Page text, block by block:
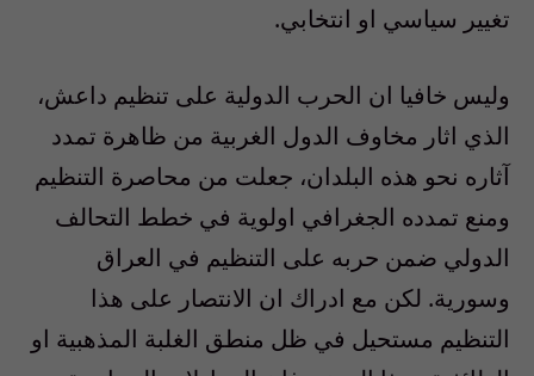
تغيير سياسي او انتخابي.
وليس خافيا ان الحرب الدولية على تنظيم داعش،
الذي اثار مخاوف الدول الغربية من ظاهرة تمدد
آثاره نحو هذه البلدان، جعلت من محاصرة التنظيم
ومنع تمدده الجغرافي اولوية في خطط التحالف
الدولي ضمن حربه على التنظيم في العراق
وسورية. لكن مع ادراك ان الانتصار على هذا
التنظيم مستحيل في ظل منطق الغلبة المذهبية او